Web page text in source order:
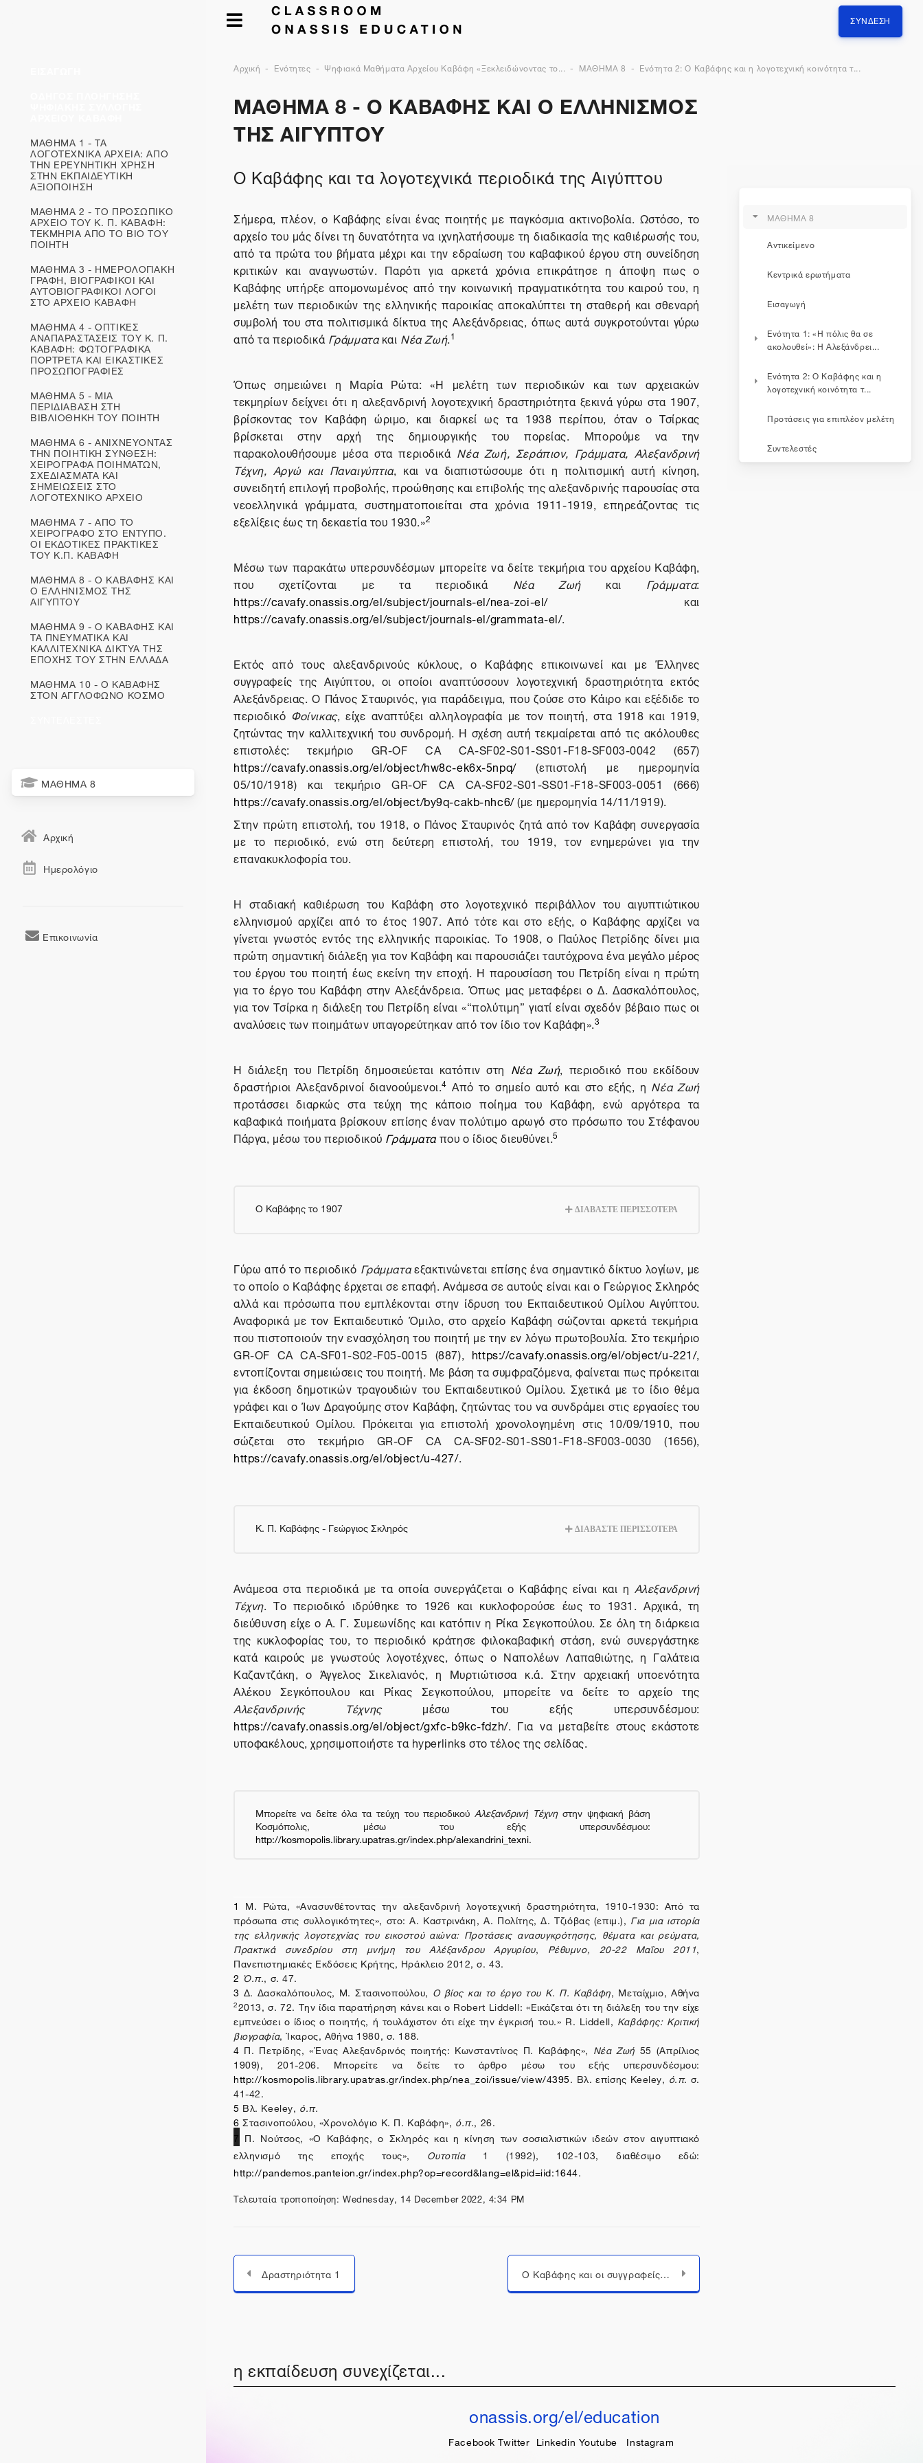
ΣΎΝΔΕΣΗ
Αρχική Ενότητες Ψηφιακά Μαθήματα Αρχείου Καβάφη «Ξεκλειδώνοντας το... ΜΑΘΗΜΑ 8 Ενότητα 2: Ο Καβάφης και η λογοτεχνική κοινότητα τ...
ΜΑΘΗΜΑ 8 - Ο ΚΑΒΑΦΗΣ ΚΑΙ Ο ΕΛΛΗΝΙΣΜΟΣ
ΤΗΣ ΑΙΓΥΠΤΟΥ
Ο Καβάφης και τα λογοτεχνικά περιοδικά της Αιγύπτου
Σήμερα, πλέον, ο Καβάφης είναι ένας ποιητής με παγκόσμια ακτινοβολία. Ωστόσο, το
αρχείο του μάς δίνει τη δυνατότητα να ιχνηλατήσουμε τη διαδικασία της καθιέρωσής του,
από τα πρώτα του βήματα μέχρι και την εδραίωση του καβαφικού έργου στη συνείδηση
κριτικών και αναγνωστών. Παρότι για αρκετά χρόνια επικράτησε η άποψη πως ο
Καβάφης υπήρξε απομονωμένος από την κοινωνική πραγματικότητα του καιρού του, η
μελέτη των περιοδικών της ελληνικής παροικίας αποκαλύπτει τη σταθερή και σθεναρή
συμβολή του στα πολιτισμικά δίκτυα της Αλεξάνδρειας, όπως αυτά συγκροτούνται γύρω
από τα περιοδικάΓράμματακαι Νέα Ζωή.1
Όπως σημειώνει η Μαρία Ρώτα: «Η μελέτη των περιοδικών και των αρχειακών
τεκμηρίων δείχνει ότι η αλεξανδρινή λογοτεχνική δραστηριότητα ξεκινά γύρω στα 1907,
βρίσκοντας τον Καβάφη ώριμο, και διαρκεί ως τα 1938 περίπου, όταν ο Τσίρκας
βρίσκεται στην αρχή της δημιουργικής του πορείας. Μπορούμε να την
παρακολουθήσουμε μέσα στα περιοδικά Νέα Ζωή, Σεράπιον, Γράμματα, Αλεξανδρινή
Τέχνη, Αργώ και Παναιγύπτια, και να διαπιστώσουμε ότι η πολιτισμική αυτή κίνηση,
συνειδητή επιλογή προβολής, προώθησης και επιβολής της αλεξανδρινής παρουσίας στα
νεοελληνικά γράμματα, συστηματοποιείται στα χρόνια 1911-1919, επηρεάζοντας τις
εξελίξεις έως τη δεκαετία του 1930.»2
Μέσω των παρακάτω υπερσυνδέσμων μπορείτε να δείτε τεκμήρια του αρχείου Καβάφη,
που σχετίζονται με τα περιοδικά Νέα Ζωή και Γράμματα:
https://cavafy.onassis.org/el/subject/journals-el/nea-zoi-el/
και
https://cavafy.onassis.org/el/subject/journals-el/grammata-el/.
Εκτός από τους αλεξανδρινούς κύκλους,ο Καβάφης επικοινωνεί και με Έλληνες
συγγραφείς της Αιγύπτου, οι οποίοι αναπτύσσουν λογοτεχνική δραστηριότητα εκτός
Αλεξάνδρειας. Ο Πάνος Σταυρινός, για παράδειγμα, που ζούσε στο Κάιρο και εξέδιδε το
περιοδικό Φοίνικας, είχε αναπτύξει αλληλογραφία με τον ποιητή, στα 1918 και 1919,
ζητώντας την καλλιτεχνική του συνδρομή. Η σχέση αυτή τεκμαίρεται από τις ακόλουθες
επιστολές: τεκμήριο GR-OF CA CA-SF02-S01-SS01-F18-SF003-0042 (657)
https://cavafy.onassis.org/el/object/hw8c-ek6x-5npq/(επιστολή με ημερομηνία
05/10/1918) και τεκμήριο GR-OF CA CA-SF02-S01-SS01-F18-SF003-0051 (666)
https://cavafy.onassis.org/el/object/by9q-cakb-nhc6/(με ημερομηνία 14/11/1919).
Στην πρώτη επιστολή, του 1918, ο Πάνος Σταυρινός ζητά από τον Καβάφη συνεργασία
με το περιοδικό, ενώ στη δεύτερη επιστολή, του 1919, τον ενημερώνει για την
επανακυκλοφορία του.
Η σταδιακή καθιέρωση του Καβάφη στο λογοτεχνικό περιβάλλον του αιγυπτιώτικου
ελληνισμού αρχίζει από το έτος 1907. Από τότε και στο εξής, ο Καβάφης αρχίζει να
γίνεται γνωστός εντός της ελληνικής παροικίας. Το 1908, ο Παύλος Πετρίδης δίνει μια
πρώτη σημαντική διάλεξη για τον Καβάφη και παρουσιάζει ταυτόχρονα ένα μεγάλο μέρος
του έργου του ποιητή έως εκείνη την εποχή. Η παρουσίαση του Πετρίδη είναι η πρώτη
για το έργο του Καβάφη στην Αλεξάνδρεια. Όπως μας μεταφέρει ο Δ. Δασκαλόπουλος,
για τον Τσίρκα η διάλεξητου Πετρίδη είναι «“πολύτιμη” γιατί είναι σχεδόν βέβαιο πως οι
αναλύσεις των ποιημάτων υπαγορεύτηκαν από τον ίδιο τον Καβάφη».3
Η διάλεξη του Πετρίδη δημοσιεύεται κατόπιν στη Νέα Ζωή, περιοδικό που εκδίδουν
δραστήριοι Αλεξανδρινοί διανοούμενοι.4 Από το σημείο αυτό και στο εξής, η Νέα Ζωή
προτάσσει διαρκώς στα τεύχη της κάποιο ποίημα του Καβάφη, ενώ αργότερα τα
καβαφικά ποιήματα βρίσκουν επίσης έναν πολύτιμο αρωγό στο πρόσωπο του Στέφανου
Πάργα, μέσω του περιοδικού Γράμματαπου ο ίδιος διευθύνει.5
Ο Καβάφης το 1907 ΔΙΑΒΑΣΤΕ ΠΕΡΙΣΣΟΤΕΡΑ
Γύρω από το περιοδικό Γράμματαεξακτινώνεται επίσης ένα σημαντικό δίκτυο λογίων, με
το οποίο ο Καβάφης έρχεται σε επαφή. Ανάμεσα σε αυτούς είναι και ο Γεώργιος Σκληρός
αλλά και πρόσωπα που εμπλέκονται στην ίδρυση του Εκπαιδευτικού Ομίλου Αιγύπτου.
Αναφορικά με τον Εκπαιδευτικό Όμιλο, στο αρχείο Καβάφη σώζονται αρκετά τεκμήρια
που πιστοποιούν την ενασχόληση του ποιητή με την εν λόγω πρωτοβουλία. Στο τεκμήριο
GR-OF CA CA-SF01-S02-F05-0015 (887), https://cavafy.onassis.org/el/object/u-221/,
εντοπίζονται σημειώσεις του ποιητή. Με βάση τα συμφραζόμενα, φαίνεται πως πρόκειται
για έκδοση δημοτικών τραγουδιών του Εκπαιδευτικού Ομίλου. Σχετικά με το ίδιο θέμα
γράφει και ο Ίων Δραγούμης στον Καβάφη, ζητώντας του να συνδράμει στις εργασίες του
Εκπαιδευτικού Ομίλου. Πρόκειται για επιστολή χρονολογημένη στις 10/09/1910, που
σώζεται στο τεκμήριο GR-OF CA CA-SF02-S01-SS01-F18-SF003-0030 (1656),
https://cavafy.onassis.org/el/object/u-427/.
Κ. Π. Καβάφης - Γεώργιος Σκληρός ΔΙΑΒΑΣΤΕ ΠΕΡΙΣΣΟΤΕΡΑ
Ανάμεσα στα περιοδικά με τα οποία συνεργάζεται ο Καβάφης είναι και η Αλεξανδρινή
Τέχνη. Το περιοδικό ιδρύθηκε το 1926 και κυκλοφορούσε έως το 1931. Αρχικά, τη
διεύθυνση είχε ο Α. Γ. Συμεωνίδης και κατόπιν η Ρίκα Σεγκοπούλου. Σε όλη τη διάρκεια
της κυκλοφορίας του, το περιοδικό κράτησε φιλοκαβαφική στάση, ενώ συνεργάστηκε
κατά καιρούς με γνωστούς λογοτέχνες, όπως ο Ναπολέων Λαπαθιώτης, η Γαλάτεια
Καζαντζάκη, ο Άγγελος Σικελιανός, η Μυρτιώτισσα κ.ά. Στην αρχειακή υποενότητα
Αλέκου Σεγκόπουλου και Ρίκας Σεγκοπούλου, μπορείτε να δείτε το αρχείο της
Αλεξανδρινής Τέχνηςμέσω του εξής υπερσυνδέσμου:
https://cavafy.onassis.org/el/object/gxfc-b9kc-fdzh/. Για να μεταβείτε στους εκάστοτε
υποφακέλους, χρησιμοποιήστε τα hyperlinks στο τέλος της σελίδας.
Μπορείτε να δείτε όλα τα τεύχη του περιοδικού Αλεξανδρινή Τέχνηστην ψηφιακή βάση
Κοσμόπολις, μέσω του εξής υπερσυνδέσμου:
http://kosmopolis.library.upatras.gr/index.php/alexandrini_texni.
1 Μ. Ρώτα, «Ανασυνθέτοντας την αλεξανδρινή λογοτεχνική δραστηριότητα, 1910-1930: Από τα
πρόσωπα στις συλλογικότητες», στο: Α. Καστρινάκη, Α. Πολίτης, Δ. Τζιόβας (επιμ.), Για μια ιστορία
της ελληνικής λογοτεχνίας του εικοστού αιώνα: Προτάσεις ανασυγκρότησης, θέματα και ρεύματα,
Πρακτικά συνεδρίου στη μνήμη του Αλέξανδρου Αργυρίου, Ρέθυμνο, 20-22 Μαΐου 2011,
Πανεπιστημιακές Εκδόσεις Κρήτης, Ηράκλειο 2012, σ. 43.
2 Ό.π., σ. 47.
3 Δ. Δασκαλόπουλος, Μ. Στασινοπούλου, Ο βίος και το έργο του Κ. Π. Καβάφη, Μεταίχμιο, Αθήνα
22013, σ. 72. Την ίδια παρατήρηση κάνει και ο Robert Liddell: «Εικάζεται ότι τη διάλεξη του την είχε
εμπνεύσει ο ίδιος ο ποιητής, ή τουλάχιστον ότι είχε την έγκρισή του.» R. Liddell, Καβάφης: Κριτική
βιογραφία, Ίκαρος, Αθήνα 1980, σ. 188.
4 Π. Πετρίδης, «Ένας Αλεξανδρινός ποιητής: Κωνσταντίνος Π. Καβάφης», Νέα Ζωή 55 (Απρίλιος
1909), 201-206. Μπορείτε να δείτε το άρθρο μέσω του εξής υπερσυνδέσμου:
http://kosmopolis.library.upatras.gr/index.php/nea_zoi/issue/view/4395. Βλ. επίσης Keeley, ό.π. σ.
41-42.
5 Βλ. Keeley, ό.π.
6Στασινοπούλου, «Χρονολόγιο Κ. Π. Καβάφη», ό.π., 26.
7 Π. Νούτσος, «Ο Καβάφης, ο Σκληρός και η κίνηση των σοσιαλιστικών ιδεών στον αιγυπτιακό
ελληνισμό της εποχής τους», Ουτοπία1 (1992), 102-103, διαθέσιμο εδώ:
http://pandemos.panteion.gr/index.php?op=record&lang=el&pid=iid:1644.
Τελευταία τροποποίηση: Wednesday, 14 December 2022, 4:34 PM
Δραστηριότητα 1
Μεταπήδηση σε...
Ο Καβάφης και οι συγγραφείς της ελληνικής παροικίας
ΜΑΘΗΜΑ 8
Αντικείμενο
Κεντρικά ερωτήματα
Εισαγωγή
Ενότητα 1: «Η πόλις θα σε
ακολουθεί»: Η Αλεξάνδρει...
Ενότητα 2: Ο Καβάφης και η
λογοτεχνική κοινότητα τ...
Προτάσεις για επιπλέον μελέτη
Συντελεστές
ΜΑΘΗΜΑ 1 - ΤΑ
ΛΟΓΟΤΕΧΝΙΚΑ ΑΡΧΕΙΑ: ΑΠΟ
ΤΗΝ ΕΡΕΥΝΗΤΙΚΗ ΧΡΗΣΗ
ΣΤΗΝ ΕΚΠΑΙΔΕΥΤΙΚΗ
ΑΞΙΟΠΟΙΗΣΗ
ΜΑΘΗΜΑ 2 - ΤΟ ΠΡΟΣΩΠΙΚΟ
ΑΡΧΕΙΟ ΤΟΥ Κ. Π. ΚΑΒΑΦΗ:
ΤΕΚΜΗΡΙΑ ΑΠΟ ΤΟ ΒΙΟ ΤΟΥ
ΠΟΙΗΤΗ
ΜΑΘΗΜΑ 3 - ΗΜΕΡΟΛΟΓΙΑΚΗ
ΓΡΑΦΗ, ΒΙΟΓΡΑΦΙΚΟΙ ΚΑΙ
ΑΥΤΟΒΙΟΓΡΑΦΙΚOΙ ΛΟΓΟΙ
ΣΤΟ ΑΡΧΕΙΟ ΚΑΒΑΦΗ
ΜΑΘΗΜΑ 4 - ΟΠΤΙΚΕΣ
ΑΝΑΠΑΡΑΣΤΑΣΕΙΣ ΤΟΥ Κ. Π.
ΚΑΒΑΦΗ: ΦΩΤΟΓΡΑΦΙΚΑ
ΠΟΡΤΡΕΤΑ ΚΑΙ ΕΙΚΑΣΤΙΚΕΣ
ΠΡΟΣΩΠΟΓΡΑΦΙΕΣ
ΜΑΘΗΜΑ 5 - ΜΙΑ
ΠΕΡΙΔΙΑΒΑΣΗ ΣΤΗ
ΒΙΒΛΙΟΘΗΚΗ ΤΟΥ ΠΟΙΗΤΗ
ΜΑΘΗΜΑ 6 - ΑΝΙΧΝΕΥΟΝΤΑΣ
ΤΗΝ ΠΟΙΗΤΙΚΗ ΣΥΝΘΕΣΗ:
ΧΕΙΡΟΓΡΑΦΑ ΠΟΙΗΜΑΤΩΝ,
ΣΧΕΔΙΑΣΜΑΤΑ ΚΑΙ
ΣΗΜΕΙΩΣΕΙΣ ΣΤΟ
ΛΟΓΟΤΕΧΝΙΚΟ ΑΡΧΕΙΟ
ΜΑΘΗΜΑ 7 - ΑΠΟ ΤΟ
ΧΕΙΡΟΓΡΑΦΟ ΣΤΟ ΕΝΤΥΠΟ.
ΟΙ ΕΚΔΟΤΙΚΕΣ ΠΡΑΚΤΙΚΕΣ
ΤΟΥ Κ.Π. ΚΑΒΑΦΗ
ΜΑΘΗΜΑ 8 - Ο ΚΑΒΑΦΗΣ ΚΑΙ
Ο ΕΛΛΗΝΙΣΜΟΣ ΤΗΣ
ΑΙΓΥΠΤΟΥ
ΜΑΘΗΜΑ 9 - Ο ΚΑΒΑΦΗΣ ΚΑΙ
ΤΑ ΠΝΕΥΜΑΤΙΚΑ ΚΑΙ
ΚΑΛΛΙΤΕΧΝΙΚΑ ΔΙΚΤΥΑ ΤΗΣ
ΕΠΟΧΗΣ ΤΟΥ ΣΤΗΝ ΕΛΛΑΔΑ
ΜΑΘΗΜΑ 10 - Ο ΚΑΒΑΦΗΣ
ΣΤΟΝ ΑΓΓΛΟΦΩΝΟ ΚΟΣΜΟ
ΜΑΘΗΜΑ 8
Αρχική
Ημερολόγιο
Επικοινωνία
η εκπαίδευση συνεχίζεται...
onassis.org/el/education
Facebook Twitter Linkedin Youtube Instagram